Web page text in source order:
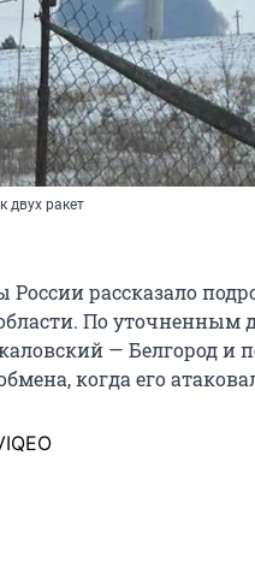
двух ракет
рассказало
По уточненным
— Белгород и
когда его